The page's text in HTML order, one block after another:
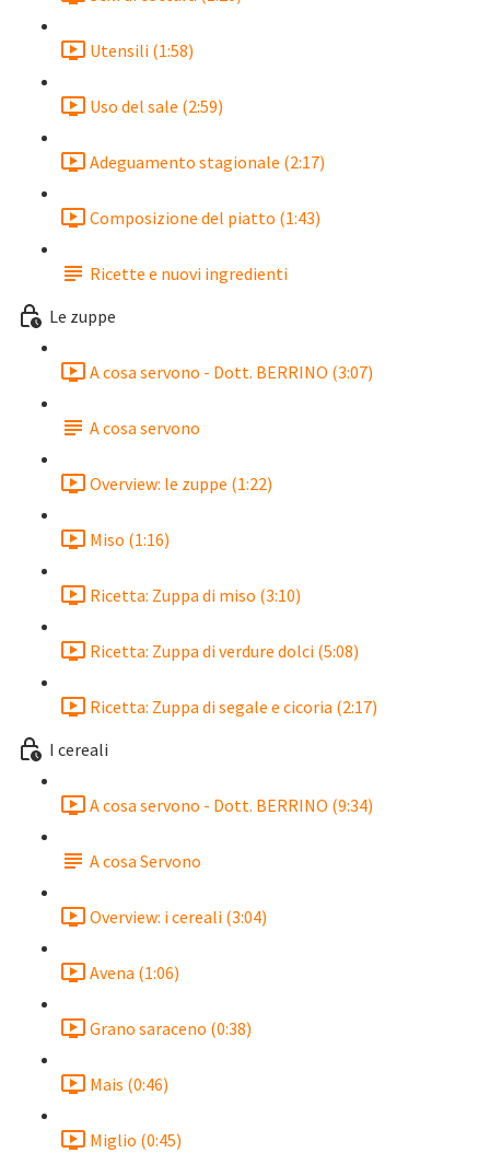
Utensili (1:58)
Uso del sale (2:59)
Adeguamento stagionale (2:17)
Composizione del piatto (1:43)
Ricette e nuovi ingredienti
Le zuppe
A cosa servono - Dott. BERRINO (3:07)
A cosa servono
Overview: le zuppe (1:22)
Miso (1:16)
Ricetta: Zuppa di miso (3:10)
Ricetta: Zuppa di verdure dolci (5:08)
Ricetta: Zuppa di segale e cicoria (2:17)
I cereali
A cosa servono - Dott. BERRINO (9:34)
A cosa Servono
Overview: i cereali (3:04)
Avena (1:06)
Grano saraceno (0:38)
Mais (0:46)
Miglio (0:45)